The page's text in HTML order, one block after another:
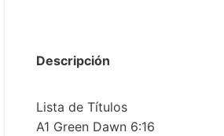
Descripción
Lista de Títulos
A1 Green Dawn 6:16